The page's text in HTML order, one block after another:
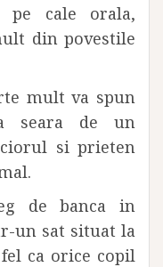
cale orala,
din povestile
mult va spun
seara de un
si prieten
de banca in
un sat situat la
ca orice copil